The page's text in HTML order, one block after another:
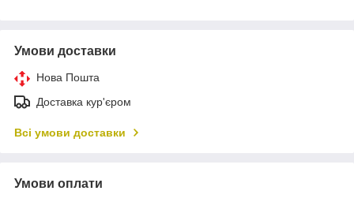
Умови доставки
Нова Пошта
Доставка кур'єром
Всі умови доставки
Умови оплати